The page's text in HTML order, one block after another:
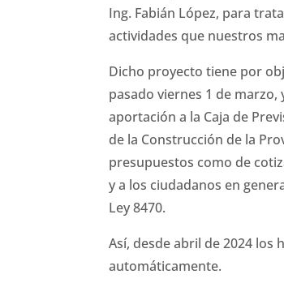
Ing. Fabián López, para
actividades que nuestros
Dicho proyecto tiene por
pasado viernes 1 de
aportación a la Caja de
de la Construcción de la
presupuestos como de
y a los ciudadanos en
Ley 8470.
Así, desde abril de 2024 los
automáticamente.